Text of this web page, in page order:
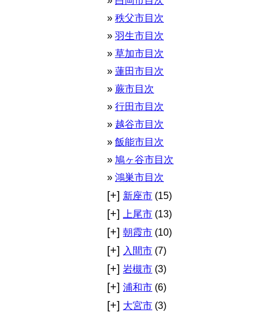
秩父市目次
羽生市目次
草加市目次
蓮田市目次
蕨市目次
行田市目次
越谷市目次
飯能市目次
鳩ヶ谷市目次
鴻巣市目次
[+] 新座市 (15)
[+] 上尾市 (13)
[+] 朝霞市 (10)
[+] 入間市 (7)
[+] 岩槻市 (3)
[+] 浦和市 (6)
[+] 大宮市 (3)